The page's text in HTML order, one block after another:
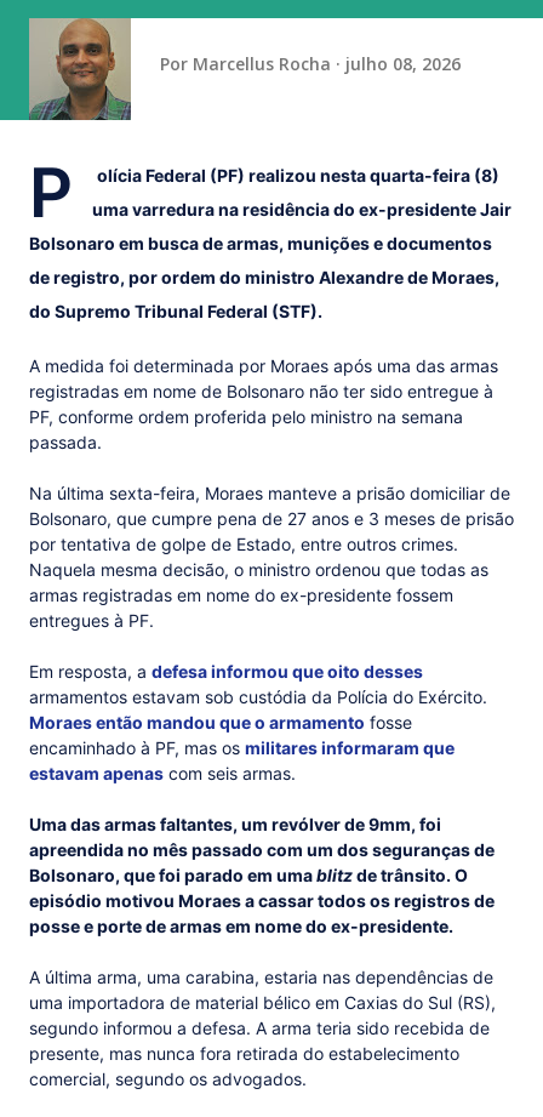
Por Marcellus Rocha julho 08, 2026
P
olícia Federal (PF) realizou nesta quarta-feira (8)
uma varredura na residência do ex-presidente Jair
Bolsonaro em busca de armas, munições e documentos
de registro, por ordem do ministro Alexandre de Moraes,
do Supremo Tribunal Federal (STF).
A medida foi determinada por Moraes após uma das armas
registradas em nome de Bolsonaro não ter sido entregue à
PF, conforme ordem proferida pelo ministro na semana
passada.
Na última sexta-feira, Moraes manteve a prisão domiciliar de
Bolsonaro, que cumpre pena de 27 anos e 3 meses de prisão
por tentativa de golpe de Estado, entre outros crimes.
Naquela mesma decisão, o ministro ordenou que todas as
armas registradas em nome do ex-presidente fossem
entregues à PF.
Em resposta, a defesa informou que oito desses
armamentos estavam sob custódia da Polícia do Exército.
Moraes então mandou que o armamento fosse
encaminhado à PF, mas os militares informaram que
estavam apenas com seis armas.
Uma das armas faltantes, um revólver de 9mm, foi
apreendida no mês passado com um dos seguranças de
Bolsonaro, que foi parado em umablitzde trânsito. O
episódio motivou Moraes a cassar todos os registros de
posse e porte de armas em nome do ex-presidente.
A última arma, uma carabina, estaria nas dependências de
uma importadora de material bélico em Caxias do Sul (RS),
segundo informou a defesa. A arma teria sido recebida de
presente, mas nunca fora retirada do estabelecimento
comercial, segundo os advogados.